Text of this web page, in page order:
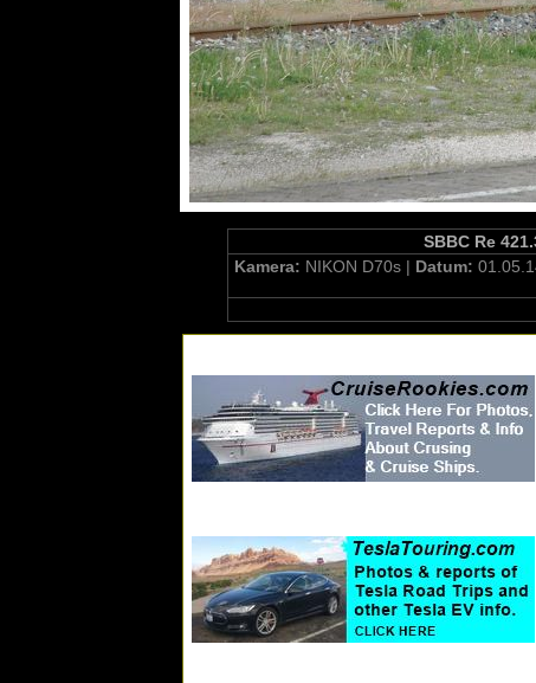
SBBC Re
Kamera: NIKON D70s | Datum: